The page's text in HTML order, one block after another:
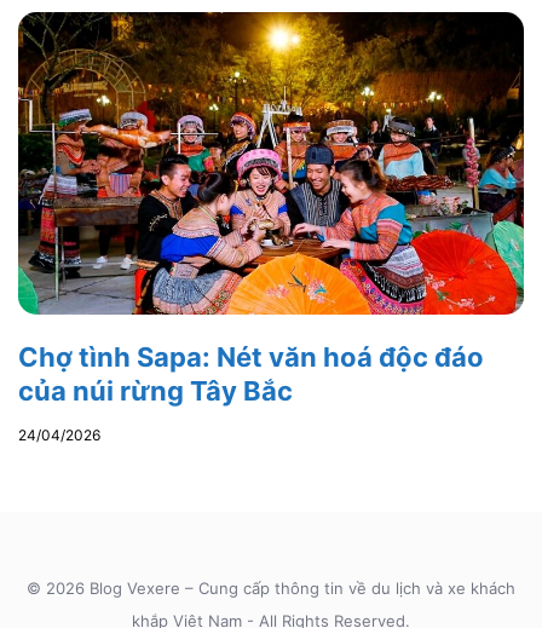
Chợ tình Sapa: Nét văn hoá độc đáo
của núi rừng Tây Bắc
24/04/2026
© 2026 Blog Vexere – Cung cấp thông tin về du lịch và xe khách
khắp Việt Nam - All Rights Reserved.